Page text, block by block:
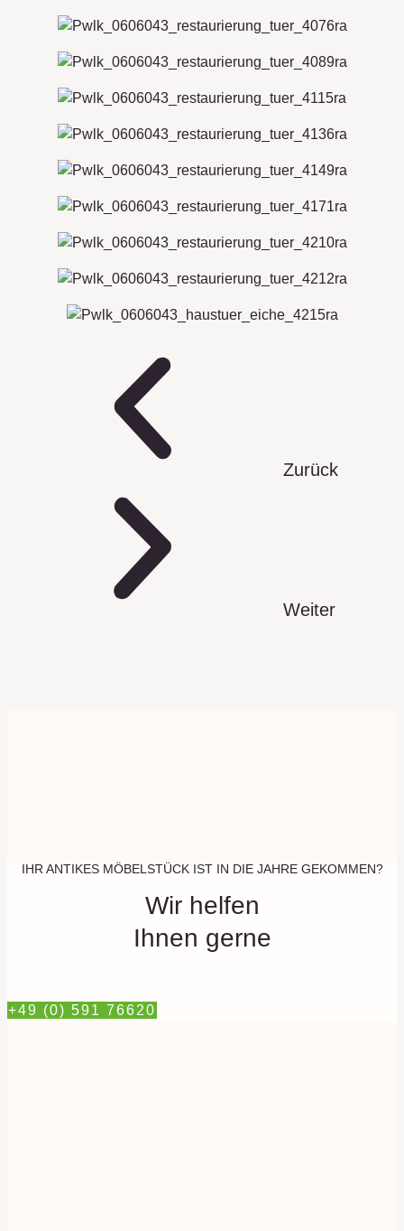
Zurück
Weiter
IHR ANTIKES MÖBELSTÜCK IST IN DIE JAHRE GEKOMMEN?
Wir helfen
Ihnen gerne
+49 (0) 591 76620